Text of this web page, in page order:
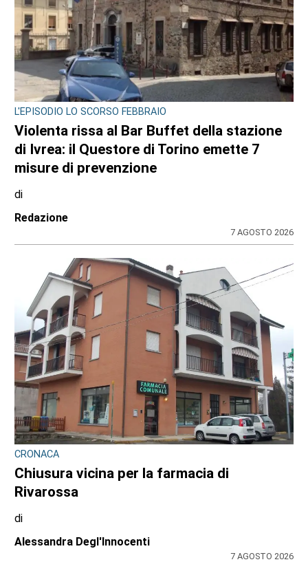
L'EPISODIO LO SCORSO FEBBRAIO
Violenta rissa al Bar Buffet della stazione
di Ivrea: il Questore di Torino emette 7
misure di prevenzione
di
Redazione
7 AGOSTO 2026
CRONACA
Chiusura vicina per la farmacia di
Rivarossa
di
Alessandra Degl'Innocenti
7 AGOSTO 2026